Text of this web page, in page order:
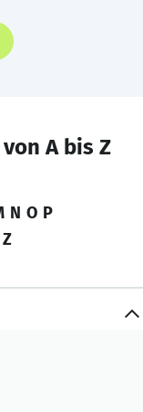
A bis Z
N O P
Z